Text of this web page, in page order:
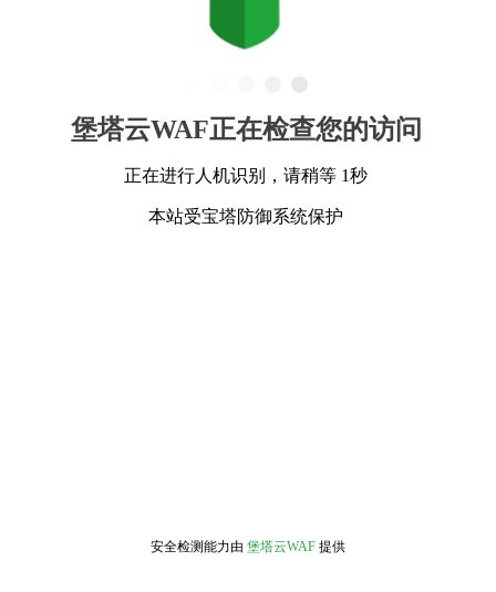
堡塔云WAF正在检查您的访问
正在进行人机识别，请稍等 1秒
本站受宝塔防御系统保护
安全检测能力由 堡塔云WAF 提供